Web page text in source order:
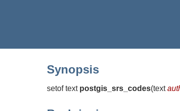
Synopsis
setof text postgis_srs_codes(text